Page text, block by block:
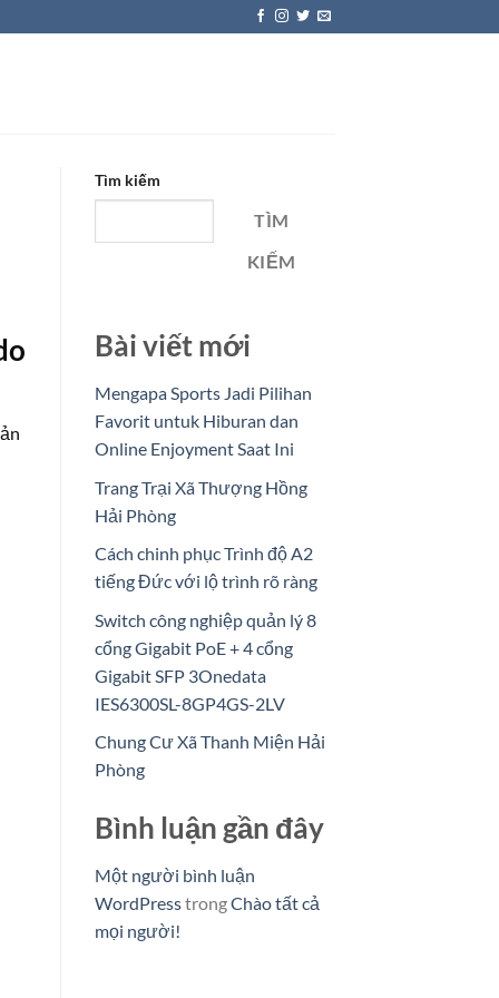
Tìm kiếm
TÌM
KIẾM
Bài viết mới
Mengapa Sports Jadi Pilihan
Favorit untuk Hiburan dan
Online Enjoyment Saat Ini
Trang Trại Xã Thượng Hồng
Hải Phòng
Cách chinh phục Trình độ A2
tiếng Đức với lộ trình rõ ràng
Switch công nghiệp quản lý 8
cổng Gigabit PoE + 4 cổng
Gigabit SFP 3Onedata
IES6300SL-8GP4GS-2LV
Chung Cư Xã Thanh Miện Hải
Phòng
Bình luận gần đây
Một người bình luận
WordPresstrongChào tất cả
mọi người!